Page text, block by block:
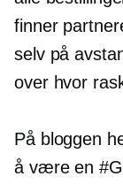
finner
selv på
over hvor
På bloggen
å være en